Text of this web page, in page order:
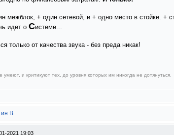
межблок, + один сетевой, и + одно место в стойке. +
идет о Системе...
только от качества звука - без преда никак!
и критикуют тех, до уровня которых им никогда не дотянуться.
В
2021 19:03